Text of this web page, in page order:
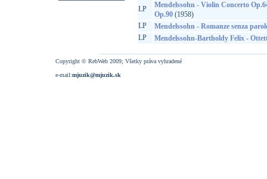
LP
Mendelssohn - Violin Concerto
Op.90(1958)
LP
Mendelssohn - Romanze senza
LP
Mendelssohn-Bartholdy Felix -
Copyright © RebWeb 2009; Všetky práva vyhradené
e-mail:mjuzik@mjuzik.sk